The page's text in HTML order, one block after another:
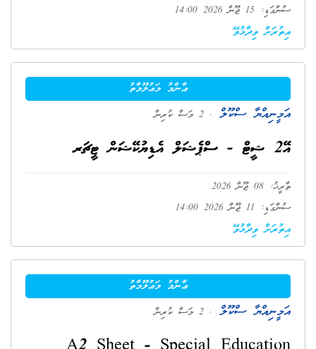
ސުންގަޑި: 15 ޖޫން 2026 14:00
އިތުރަށް ވިދާޅުވޭ
ޢާންމު މަޢުލޫމާތު
އަމީނިއްޔާ ސްކޫލް . 2 މަސް ކުރިން
އޭ2 ޝީޓް - ސްޕެޝަލް އެޑިޔުކޭޝަން ޓީޗަރ
ތާރީޚު: 08 ޖޫން 2026
ސުންގަޑި: 11 ޖޫން 2026 14:00
އިތުރަށް ވިދާޅުވޭ
ޢާންމު މަޢުލޫމާތު
އަމީނިއްޔާ ސްކޫލް . 2 މަސް ކުރިން